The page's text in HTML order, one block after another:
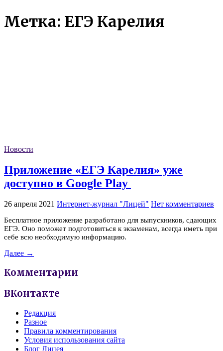
Метка: ЕГЭ Карелия
Новости
Приложение «ЕГЭ Карелия» уже
доступно в Google Play
26 апреля 2021 Интернет-журнал "Лицей" Нет комментариев
Бесплатное приложение разработано для выпускников, сдающих
ЕГЭ. Оно поможет подготовиться к экзаменам, всегда иметь при
себе всю необходимую информацию.
Далее →
Комментарии
ВКонтакте
Редакция
Разное
Правила комментирования
Условия использования сайта
Блог Лицея